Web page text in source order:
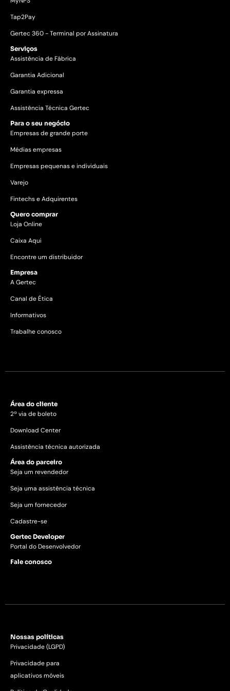
Tap2Pay
Gertec 360 - Terminal por Assinatura
Serviços
Assistência de Fábrica
Garantia Adicional
Garantia expressa
Assistência Técnica Gertec
Para o seu negócio
Empresas de grande porte
Médias empresas
Empresas pequenas e individuais
Varejo
Fintechs e Adquirentes
Quero comprar
Loja Online
Caixa Aqui
Encontre um distribuidor
Empresa
A Gertec
Canal de Ética
Informativos
Trabalhe conosco
Área do cliente
2ª via de boleto
Download Center
Assistência técnica autorizada
Área do parceiro
Seja um revendedor
Seja uma assistência técnica
Seja um fornecedor
Cadastre-se
Gertec Developer
Portal do Desenvolvedor
Fale conosco
Nossas políticas
Privacidade (LGPD)
Privacidade para
aplicativos móveis